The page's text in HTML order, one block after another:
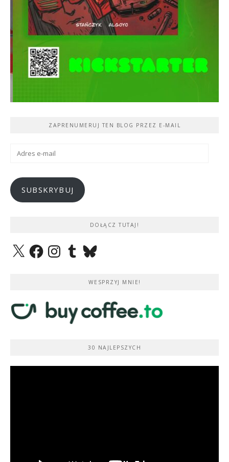
ZAPRENUMERUJ TEN BLOG PRZEZ E-MAIL
SUBSKRYBUJ
DOŁĄCZ TUTAJ!
X FacebookInstagramTumblrBluesky
WESPRZYJ MNIE!
30 NAJLEPSZYCH